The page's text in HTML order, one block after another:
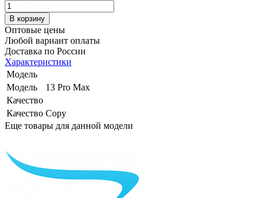
Оптовые цены
Любой вариант оплаты
Доставка по России
Характеристики
Модель
Модель
13 Pro Max
Качество
Качество Copy
Еще товары для данной модели